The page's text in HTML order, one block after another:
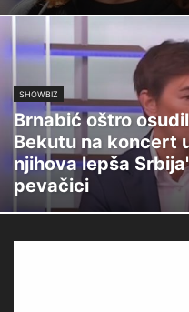
SHOWBIZ
Brnabić oštro
Bekutu na koncert
njihova lepša
pevačici